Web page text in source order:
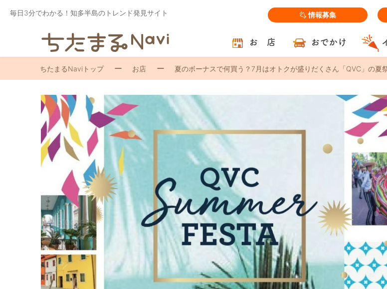
毎日3分でわかる！知多半島のトレンド発見サイト 情報募集
お 店 おでかけ
ちたまるNaviトップ お店 夏のボーナスで何買う？7月はオトクが盛りだくさん「QVC」の夏